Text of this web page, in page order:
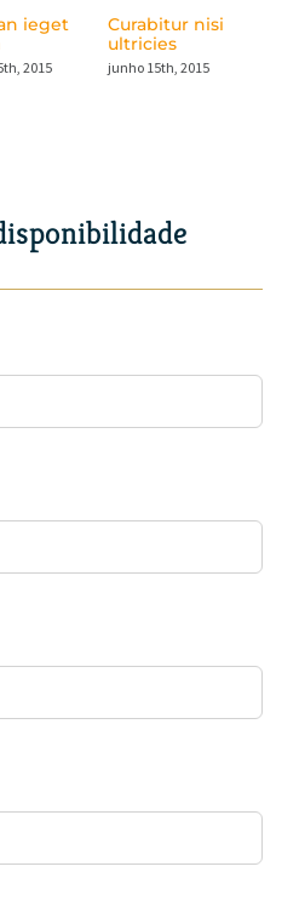
ieget
2015
Curabitur nisi
ultricies
junho 15th, 2015